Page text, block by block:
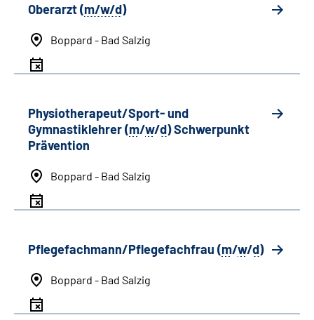
Oberarzt (m/w/d)
Boppard - Bad Salzig
Physiotherapeut/Sport- und
Gymnastiklehrer (m/w/d) Schwerpunkt
Prävention
Boppard - Bad Salzig
Pflegefachmann/Pflegefachfrau (m/w/d)
Boppard - Bad Salzig